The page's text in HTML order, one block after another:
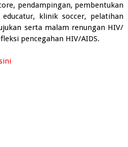
pendampingan, pembentukan
klinik soccer, pelatihan
serta malam renungan HIV/
pencegahan HIV/AIDS.